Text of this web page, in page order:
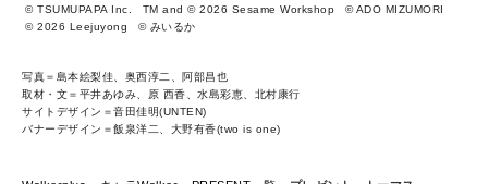
© TSUMUPAPA Inc.
TM and © 2026 Sesame Workshop
© ADO MIZUMORI
© 2026 Leejuyong
© みいるか
写真＝島本絵梨佳、奥西淳二、阿部昌也
取材・文＝平井あゆみ、原 西香、水島彩恵、北村康行
サイトデザイン＝音田佳明(UNTEN)
バナーデザイン＝飯泉洋二、大野有香(two is one)